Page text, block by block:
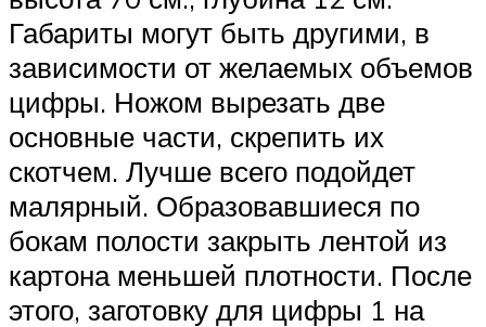
Габариты могут быть другими, в
зависимости от желаемых объемов
цифры. Ножом вырезать две
основные части, скрепить их
скотчем. Лучше всего подойдет
малярный. Образовавшиеся по
бокам полости закрыть лентой из
картона меньшей плотности. После
этого, заготовку для цифры 1 на